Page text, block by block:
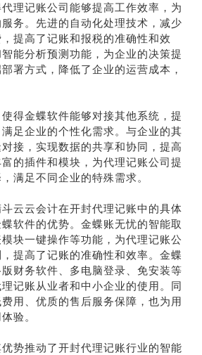
理记账公司能够提高工作效率，为
务。先进的自动化处理技术，减少
提高了记账和报税的准确性和效
能分析预测功能，为企业的决策提
署方式，降低了企业的运营成本，
得金蝶软件能够对接其他系统，提
足企业的个性化需求。与企业的其
接，实现数据的共享和协同，提高
的插件和模块，为代理记账公司提
满足不同企业的特殊需求。
云云会计在开封代理记账中的具体
软件的优势。金蝶账无忧的智能取
块一键操作等功能，为代理记账公
提高了记账的准确性和效率。金蝶
财务软件、多电脑登录、免安装等
记账从业者和中小企业的使用。同
用、优质的售后服务保障，也为用
验。
势推动了开封代理记账行业的智能